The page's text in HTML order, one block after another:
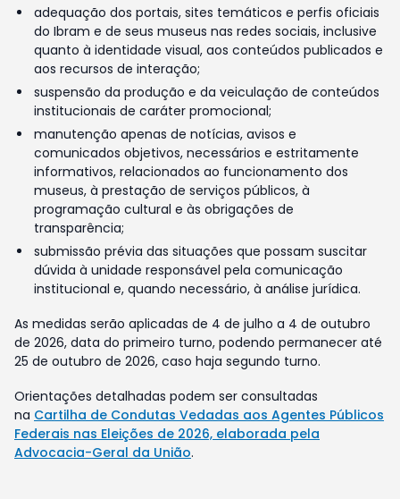
adequação dos portais, sites temáticos e perfis oficiais
do Ibram e de seus museus nas redes sociais, inclusive
quanto à identidade visual, aos conteúdos publicados e
aos recursos de interação;
suspensão da produção e da veiculação de conteúdos
institucionais de caráter promocional;
manutenção apenas de notícias, avisos e
comunicados objetivos, necessários e estritamente
informativos, relacionados ao funcionamento dos
museus, à prestação de serviços públicos, à
programação cultural e às obrigações de
transparência;
submissão prévia das situações que possam suscitar
dúvida à unidade responsável pela comunicação
institucional e, quando necessário, à análise jurídica.
As medidas serão aplicadas de 4 de julho a 4 de outubro
de 2026, data do primeiro turno, podendo permanecer até
25 de outubro de 2026, caso haja segundo turno.
Orientações detalhadas podem ser consultadas
na Cartilha de Condutas Vedadas aos Agentes Públicos
Federais nas Eleições de 2026, elaborada pela
Advocacia-Geral da União.